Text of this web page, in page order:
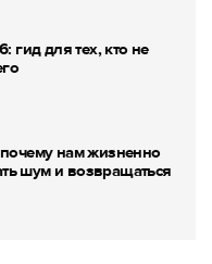
гид для тех, кто не
нам жизненно
шум и возвращаться